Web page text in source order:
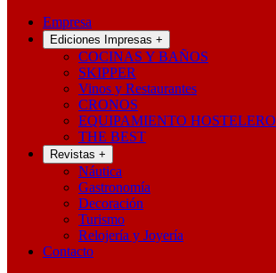
Empresa
Ediciones Impresas +
COCINAS Y BAÑOS
SKIPPER
Vinos y Restaurantes
CRONOS
EQUIPAMIENTO HOSTELERO
THE BEST
Revistas +
Náutica
Gastronomía
Decoración
Turismo
Relojería y Joyería
Contacto